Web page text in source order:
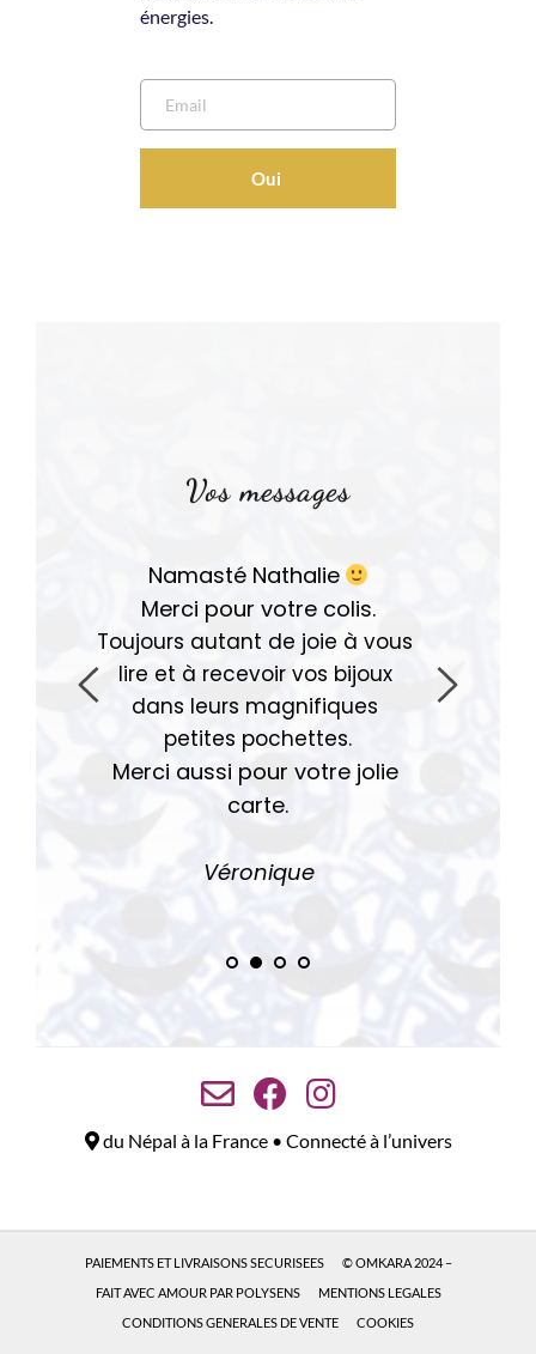
énergies.
Oui
Vos messages
Namasté Nathalie
Merci pour votre colis.
Toujours autant de joie à vous
lire et à recevoir vos bijoux
dans leurs magnifiques
petites pochettes.
Merci aussi pour votre jolie
carte.
Véronique
du Népal à la France • Connecté à l’univers
PAIEMENTS ET LIVRAISONS SECURISEES
© OMKARA 2024 –
FAIT AVEC AMOUR PAR POLYSENS
MENTIONS LEGALES
CONDITIONS GENERALES DE VENTE
COOKIES